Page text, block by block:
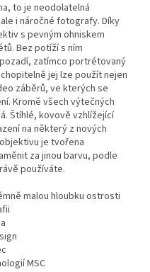
to je neodolatelná
i náročné fotografy. Díky
s pevným ohniskem
Bez potíží s ním
zatímco portrétovaný
jej lze použít nejen
záběrů, ve kterých se
Kromě všech výtečných
Štíhlé, kovově vzhlížející
na některý z nových
je tvořena
za jinou barvu, podle
používáte.
malou hloubku ostrosti
MSC